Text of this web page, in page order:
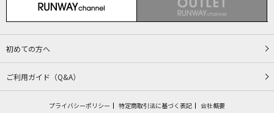
初めての方へ
ご利用ガイド（Q&A）
プライバシーポリシー 特定商取引法に基づく表記 会社概要